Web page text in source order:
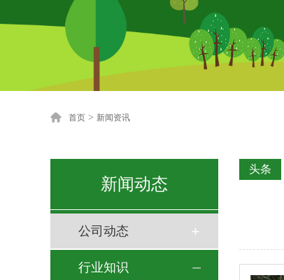
首页 > 新闻资讯
新闻动态
公司动态
行业知识
头条